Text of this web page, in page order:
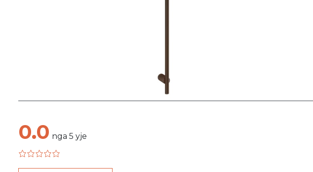
0.0 nga 5 yje